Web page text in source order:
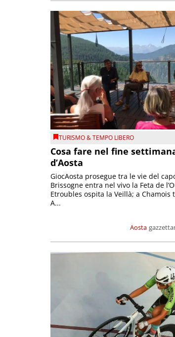
TURISMO & TEMPO LIBERO
Cosa fare nel fine
d’Aosta
Aosta
GiocAosta prosegue tra le vie del
Brissogne entra nel vivo la Feta de
Etroubles ospita la Veillà; a Chamois
A...